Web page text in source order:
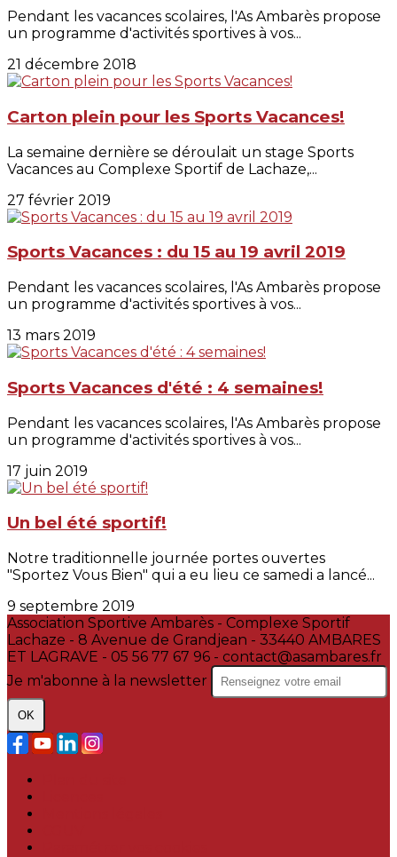
Pendant les vacances scolaires, l'As Ambarès propose
un programme d'activités sportives à vos...
21 décembre 2018
Carton plein pour les Sports Vacances!
La semaine dernière se déroulait un stage Sports
Vacances au Complexe Sportif de Lachaze,...
27 février 2019
Sports Vacances : du 15 au 19 avril 2019
Pendant les vacances scolaires, l'As Ambarès propose
un programme d'activités sportives à vos...
13 mars 2019
Sports Vacances d'été : 4 semaines!
Pendant les vacances scolaires, l'As Ambarès propose
un programme d'activités sportives à vos...
17 juin 2019
Un bel été sportif!
Notre traditionnelle journée portes ouvertes
"Sportez Vous Bien" qui a eu lieu ce samedi a lancé...
9 septembre 2019
Association Sportive Ambarès - Complexe Sportif
Lachaze - 8 Avenue de Grandjean - 33440 AMBARES
ET LAGRAVE - 05 56 77 67 96 - contact@asambares.fr
Je m'abonne à la newsletter
OK